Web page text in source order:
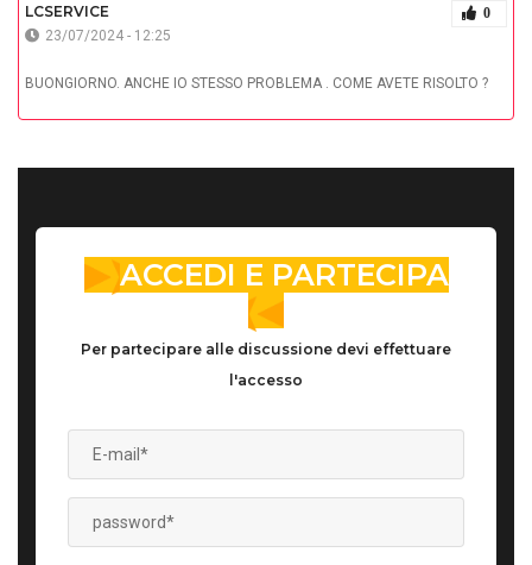
LCSERVICE 0
23/07/2024 - 12:25
BUONGIORNO. ANCHE IO STESSO PROBLEMA . COME AVETE RISOLTO ?
ACCEDI E PARTECIPA
Per partecipare alle discussione devi effettuare
l'accesso